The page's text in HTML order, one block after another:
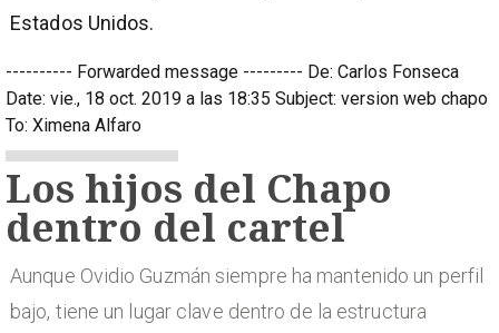
Estados Unidos.
---------- Forwarded message --------- De: Carlos Fonseca
Date: vie., 18 oct. 2019 a las 18:35 Subject: version web chapo
To: Ximena Alfaro
Los hijos del Chapo
dentro del cartel
Aunque Ovidio Guzmán siempre ha mantenido un perfil
bajo, tiene un lugar clave dentro de la estructura